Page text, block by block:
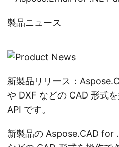
製品ニュース
新製品リリース：
や DXF などの CAD 形式
API です。
新製品の Aspose.CAD for